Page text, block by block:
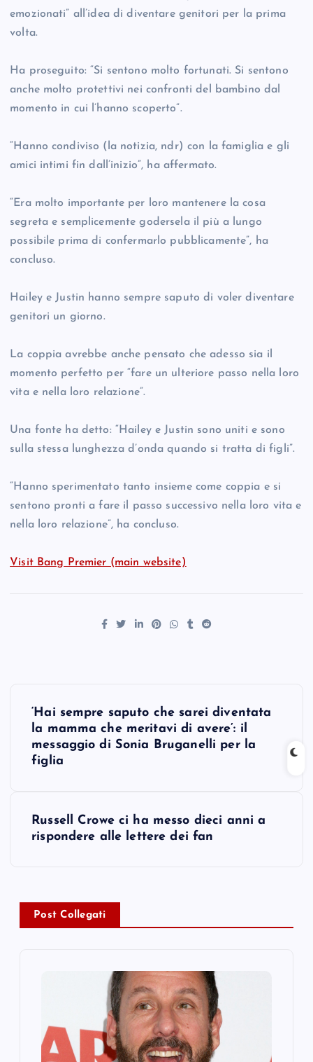
emozionati” all’idea di diventare genitori per la prima
volta.
Ha proseguito: “Si sentono molto fortunati. Si sentono
anche molto protettivi nei confronti del bambino dal
momento in cui l’hanno scoperto”.
“Hanno condiviso (la notizia, ndr) con la famiglia e gli
amici intimi fin dall’inizio”, ha affermato.
“Era molto importante per loro mantenere la cosa
segreta e semplicemente godersela il più a lungo
possibile prima di confermarlo pubblicamente”, ha
concluso.
Hailey e Justin hanno sempre saputo di voler diventare
genitori un giorno.
La coppia avrebbe anche pensato che adesso sia il
momento perfetto per “fare un ulteriore passo nella loro
vita e nella loro relazione”.
Una fonte ha detto: “Hailey e Justin sono uniti e sono
sulla stessa lunghezza d’onda quando si tratta di figli”.
“Hanno sperimentato tanto insieme come coppia e si
sentono pronti a fare il passo successivo nella loro vita e
nella loro relazione”, ha concluso.
Visit Bang Premier (main website)
v
‘Hai sempre saputo che sarei diventata
la mamma che meritavi di avere’: il
messaggio di Sonia Bruganelli per la
figlia
Russell Crowe ci ha messo dieci anni a
rispondere alle lettere dei fan
Post Collegati